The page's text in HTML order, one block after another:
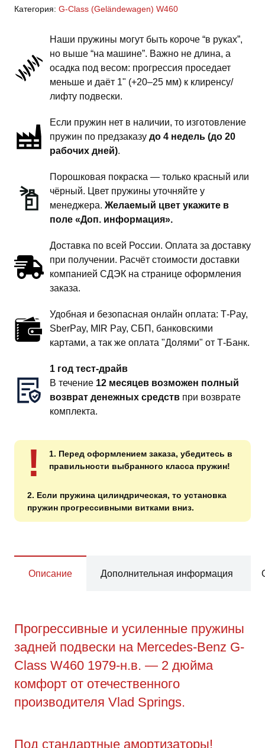
G-
пружины
Категория: G-Class (Geländewagen) W460
Наши пружины могут быть короче “в руках”,
но выше “на машине”. Важно не длина, а
осадка под весом: прогрессия проседает
меньше и даёт 1" (+20–25 мм) к клиренсу/
лифту подвески.
Если пружин нет в наличии, то изготовление
пружин по предзаказу до 4 недель (до 20
рабочих дней).
Порошковая покраска — только красный или
чёрный. Цвет пружины уточняйте у
менеджера. Желаемый цвет укажите в
поле «Доп. информация».
Доставка по всей России. Оплата за доставку
при получении. Расчёт стоимости доставки
компанией СДЭК на странице оформления
заказа.
Удобная и безопасная онлайн оплата: T‑Pay,
SberPay, MIR Pay, СБП, банковскими
картами, а так же оплата "Долями" от Т-Банк.
1 год тест-драйв
В течение 12 месяцев возможен полный
возврат денежных средств при возврате
комплекта.
!
1. Перед оформлением заказа, убедитесь в
правильности выбранного класса пружин!
2. Если пружина цилиндрическая, то установка
пружин прогрессивными витками вниз.
Описание Дополнительная информация
Прогрессивные и усиленные пружины
задней подвески на Mercedes-Benz G-
Class W460 1979-н.в. — 2 дюйма
комфорт от отечественного
производителя Vlad Springs.
Под стандартные амортизаторы!